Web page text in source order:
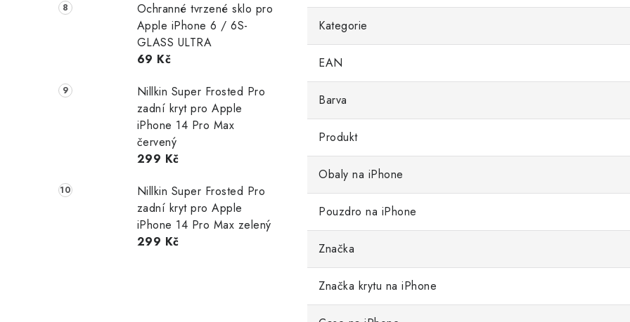
Ochranné tvrzené sklo pro
Apple iPhone 6 / 6S-
GLASS ULTRA
69 Kč
Nillkin Super Frosted Pro
zadní kryt pro Apple
iPhone 14 Pro Max
červený
299 Kč
Nillkin Super Frosted Pro
zadní kryt pro Apple
iPhone 14 Pro Max zelený
299 Kč
Kategorie
EAN
Barva
Produkt
Obaly na iPhone
Pouzdro na iPhone
Značka
Značka krytu na iPhone